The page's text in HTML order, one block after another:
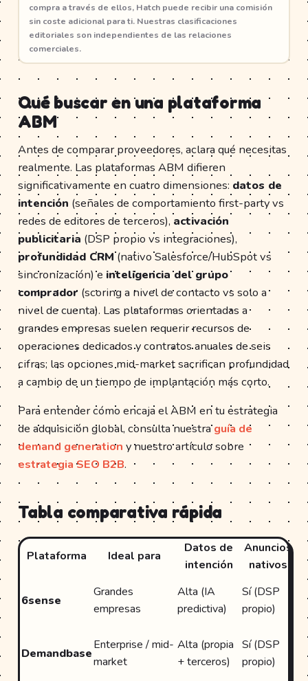
compra a través de ellos, Hatch puede recibir una comisión
sin coste adicional para ti. Nuestras clasificaciones
editoriales son independientes de las relaciones
comerciales.
Qué buscar en una plataforma
ABM
Antes de comparar proveedores, aclara qué necesitas
realmente. Las plataformas ABM difieren
significativamente en cuatro dimensiones: datos de
intención (señales de comportamiento first-party vs
redes de editores de terceros), activación
publicitaria (DSP propio vs integraciones),
profundidad CRM(nativo Salesforce/HubSpot vs
sincronización) e inteligencia del grupo
comprador (scoring a nivel de contacto vs solo a
nivel de cuenta). Las plataformas orientadas a
grandes empresas suelen requerir recursos de
operaciones dedicados y contratos anuales de seis
cifras; las opciones mid-market sacrifican profundidad
a cambio de un tiempo de implantación más corto.
Para entender cómo encaja el ABM en tu estrategia
de adquisición global, consulta nuestraguía de
demand generation y nuestro artículo sobre
estrategia SEO B2B.
Tabla comparativa rápida
Plataforma Ideal para
Datos de
intención
Anuncios
nativos
6sense
Grandes
empresas
Alta (IA
predictiva)
Sí (DSP
propio)
Demandbase
Enterprise / mid-
market
Alta (propia
+ terceros)
Sí (DSP
propio)